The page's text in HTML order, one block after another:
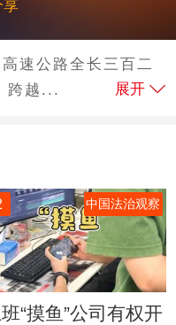
享
速公路全长三百二
跨越...
展开
中国法治观察
班“摸鱼”公司有权开